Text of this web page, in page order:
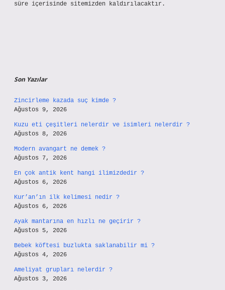
süre içerisinde sitemizden kaldırılacaktır.
Son Yazılar
Zincirleme kazada suç kimde ?
Ağustos 9, 2026
Kuzu eti çeşitleri nelerdir ve isimleri nelerdir ?
Ağustos 8, 2026
Modern avangart ne demek ?
Ağustos 7, 2026
En çok antik kent hangi ilimizdedir ?
Ağustos 6, 2026
Kur’an’ın ilk kelimesi nedir ?
Ağustos 6, 2026
Ayak mantarına en hızlı ne geçirir ?
Ağustos 5, 2026
Bebek köftesi buzlukta saklanabilir mi ?
Ağustos 4, 2026
Ameliyat grupları nelerdir ?
Ağustos 3, 2026